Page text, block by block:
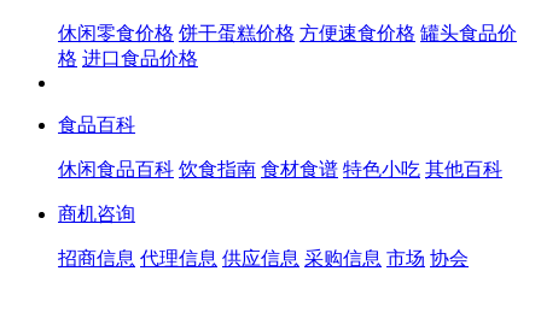
休闲零食价格 饼干蛋糕价格 方便速食价格 罐头食品价
格 进口食品价格
食品百科
休闲食品百科 饮食指南 食材食谱 特色小吃 其他百科
商机咨询
招商信息 代理信息 供应信息 采购信息 市场 协会